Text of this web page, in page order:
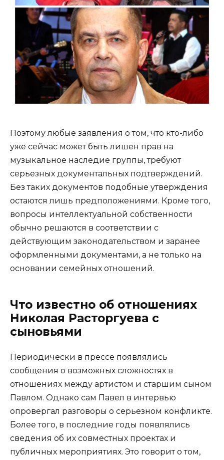
Поэтому любые заявления о том, что кто-либо
уже сейчас может быть лишен прав на
музыкальное наследие группы, требуют
серьезных документальных подтверждений.
Без таких документов подобные утверждения
остаются лишь предположениями. Кроме того,
вопросы интеллектуальной собственности
обычно решаются в соответствии с
действующим законодательством и заранее
оформленными документами, а не только на
основании семейных отношений.
Что известно об отношениях
Николая Расторгуева с
сыновьями
Периодически в прессе появлялись
сообщения о возможных сложностях в
отношениях между артистом и старшим сыном
Павлом. Однако сам Павел в интервью
опровергал разговоры о серьезном конфликте.
Более того, в последние годы появлялись
сведения об их совместных проектах и
публичных мероприятиях. Это говорит о том,